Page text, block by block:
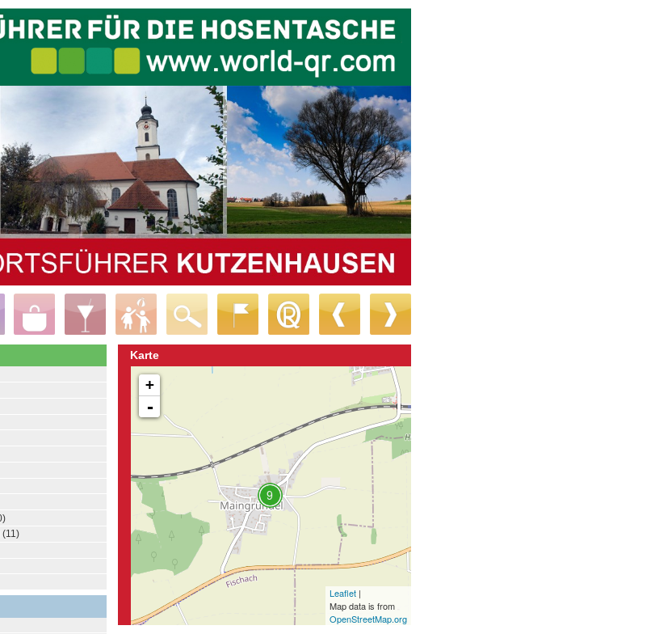
Karte
+
-
Leaflet |
Map data is from
OpenStreetMap.org